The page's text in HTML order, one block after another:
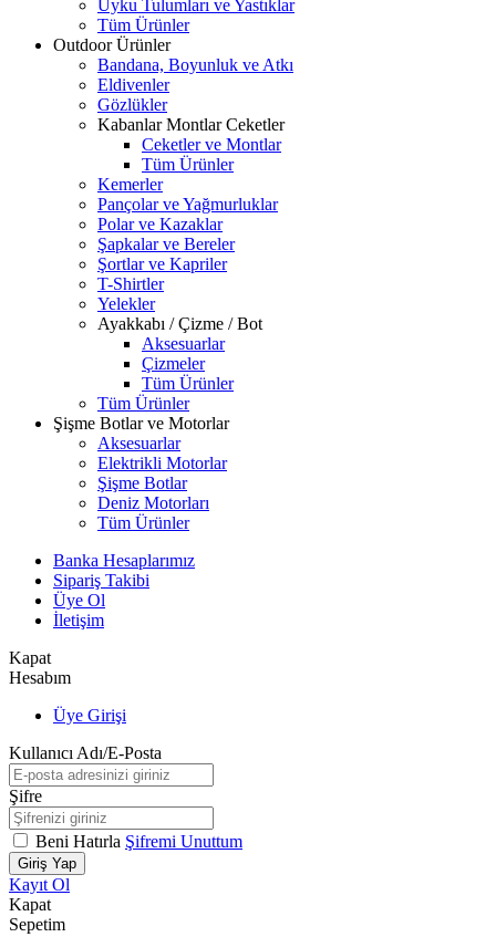
Uyku Tulumları ve Yastıklar
Tüm Ürünler
Outdoor Ürünler
Bandana, Boyunluk ve Atkı
Eldivenler
Gözlükler
Kabanlar Montlar Ceketler
Ceketler ve Montlar
Tüm Ürünler
Kemerler
Pançolar ve Yağmurluklar
Polar ve Kazaklar
Şapkalar ve Bereler
Şortlar ve Kapriler
T-Shirtler
Yelekler
Ayakkabı / Çizme / Bot
Aksesuarlar
Çizmeler
Tüm Ürünler
Tüm Ürünler
Şişme Botlar ve Motorlar
Aksesuarlar
Elektrikli Motorlar
Şişme Botlar
Deniz Motorları
Tüm Ürünler
Banka Hesaplarımız
Sipariş Takibi
Üye Ol
İletişim
Kapat
Hesabım
Üye Girişi
Kullanıcı Adı/E-Posta
Şifre
Beni Hatırla Şifremi Unuttum
Giriş Yap
Kayıt Ol
Kapat
Sepetim